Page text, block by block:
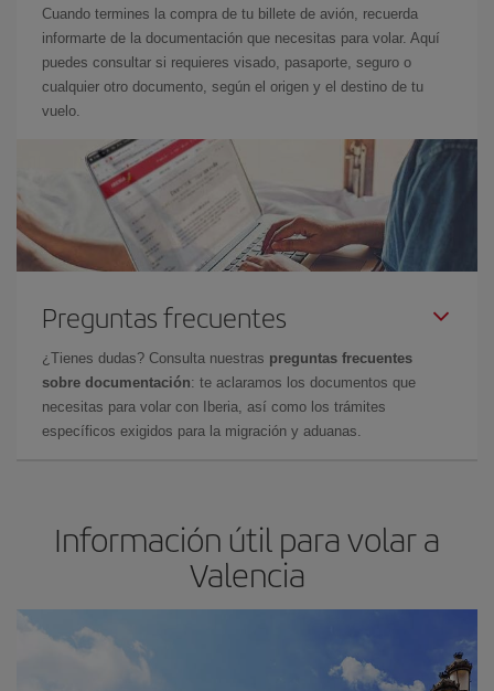
Cuando termines la compra de tu billete de avión, recuerda
informarte de la documentación que necesitas para volar. Aquí
puedes consultar si requieres visado, pasaporte, seguro o
cualquier otro documento, según el origen y el destino de tu
vuelo.
Preguntas frecuentes
¿Tienes dudas? Consulta nuestras preguntas frecuentes
sobre documentación: te aclaramos los documentos que
necesitas para volar con Iberia, así como los trámites
específicos exigidos para la migración y aduanas.
Información útil para volar a
Valencia